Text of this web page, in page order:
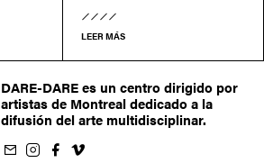
LEER MÁS
DARE-DARE es un centro dirigido por
artistas de Montreal dedicado a la
difusión del arte multidisciplinar.